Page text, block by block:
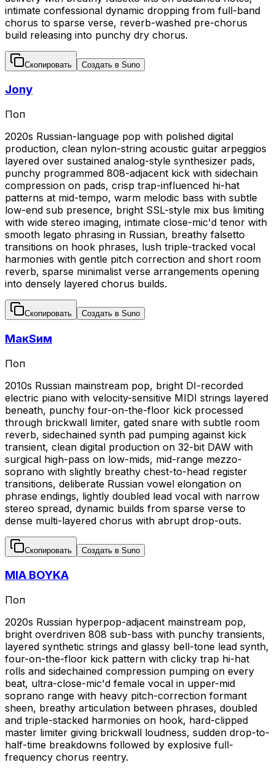
intimate confessional dynamic dropping from full-band
chorus to sparse verse, reverb-washed pre-chorus
build releasing into punchy dry chorus.
Скопировать Создать в Suno
Jony
Поп
2020s Russian-language pop with polished digital
production, clean nylon-string acoustic guitar arpeggios
layered over sustained analog-style synthesizer pads,
punchy programmed 808-adjacent kick with sidechain
compression on pads, crisp trap-influenced hi-hat
patterns at mid-tempo, warm melodic bass with subtle
low-end sub presence, bright SSL-style mix bus limiting
with wide stereo imaging, intimate close-mic'd tenor with
smooth legato phrasing in Russian, breathy falsetto
transitions on hook phrases, lush triple-tracked vocal
harmonies with gentle pitch correction and short room
reverb, sparse minimalist verse arrangements opening
into densely layered chorus builds.
Скопировать Создать в Suno
МакSим
Поп
2010s Russian mainstream pop, bright DI-recorded
electric piano with velocity-sensitive MIDI strings layered
beneath, punchy four-on-the-floor kick processed
through brickwall limiter, gated snare with subtle room
reverb, sidechained synth pad pumping against kick
transient, clean digital production on 32-bit DAW with
surgical high-pass on low-mids, mid-range mezzo-
soprano with slightly breathy chest-to-head register
transitions, deliberate Russian vowel elongation on
phrase endings, lightly doubled lead vocal with narrow
stereo spread, dynamic builds from sparse verse to
dense multi-layered chorus with abrupt drop-outs.
Скопировать Создать в Suno
MIA BOYKA
Поп
2020s Russian hyperpop-adjacent mainstream pop,
bright overdriven 808 sub-bass with punchy transients,
layered synthetic strings and glassy bell-tone lead synth,
four-on-the-floor kick pattern with clicky trap hi-hat
rolls and sidechained compression pumping on every
beat, ultra-close-mic'd female vocal in upper-mid
soprano range with heavy pitch-correction formant
sheen, breathy articulation between phrases, doubled
and triple-stacked harmonies on hook, hard-clipped
master limiter giving brickwall loudness, sudden drop-to-
half-time breakdowns followed by explosive full-
frequency chorus reentry.